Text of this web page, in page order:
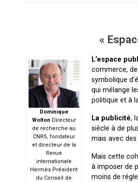
«
Dominique
Wolton Directeur
de recherche au
CNRS, fondateur
et directeur de la
Revue
internationale
Hermès Président
du Conseil de
L’espace
commerce,
symbolique
qui mélange
politique et à
La publicité,
siècle à de
mais avec
Mais cette
à imposer de
moins de